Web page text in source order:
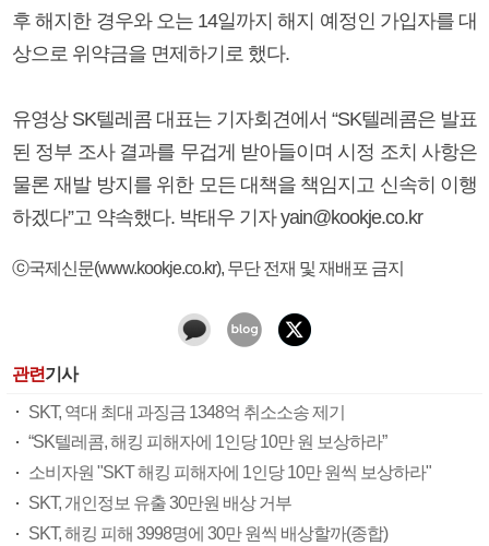
후 해지한 경우와 오는 14일까지 해지 예정인 가입자를 대
상으로 위약금을 면제하기로 했다.
유영상 SK텔레콤 대표는 기자회견에서 “SK텔레콤은 발표
된 정부 조사 결과를 무겁게 받아들이며 시정 조치 사항은
물론 재발 방지를 위한 모든 대책을 책임지고 신속히 이행
하겠다”고 약속했다. 박태우 기자 yain@kookje.co.kr
ⓒ국제신문(www.kookje.co.kr), 무단 전재 및 재배포 금지
관련기사
SKT, 역대 최대 과징금 1348억 취소소송 제기
“SK텔레콤, 해킹 피해자에 1인당 10만 원 보상하라”
소비자원 "SKT 해킹 피해자에 1인당 10만 원씩 보상하라"
SKT, 개인정보 유출 30만원 배상 거부
SKT, 해킹 피해 3998명에 30만 원씩 배상할까(종합)